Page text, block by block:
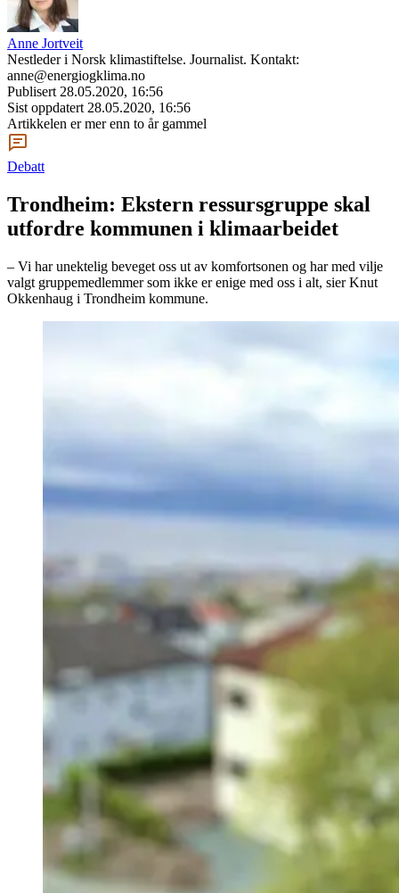
Anne Jortveit
Nestleder i Norsk klimastiftelse. Journalist. Kontakt:
anne@energiogklima.no
Publisert 28.05.2020, 16:56
Sist oppdatert 28.05.2020, 16:56
Artikkelen er mer enn to år gammel
Debatt
Trondheim: Ekstern ressursgruppe skal
utfordre kommunen i klimaarbeidet
– Vi har unektelig beveget oss ut av komfortsonen og har med vilje
valgt gruppemedlemmer som ikke er enige med oss i alt, sier Knut
Okkenhaug i Trondheim kommune.